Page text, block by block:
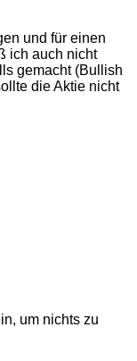
und für einen
ich auch nicht
gemacht (Bullish
die Aktie nicht
um nichts zu